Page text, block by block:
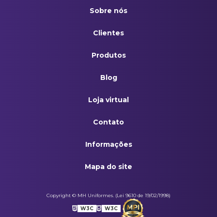
Sobre nós
Clientes
Produtos
Blog
Loja virtual
Contato
Informações
Mapa do site
Copyright © MH Uniformes. (Lei 9610 de 19/02/1998)
W3C W3C